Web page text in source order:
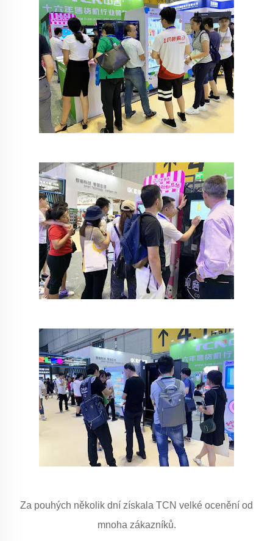
Za pouhých několik dní získala TCN velké ocenění od
mnoha zákazníků.